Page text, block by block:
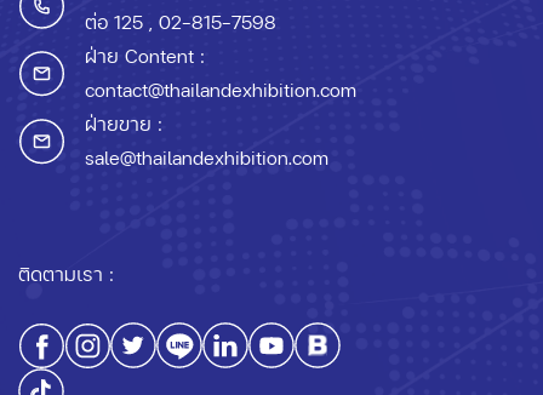
ต่อ 125 , 02-815-7598
ฝ่าย Content :
contact@thailandexhibition.com
ฝ่ายขาย :
sale@thailandexhibition.com
ติดตามเรา :